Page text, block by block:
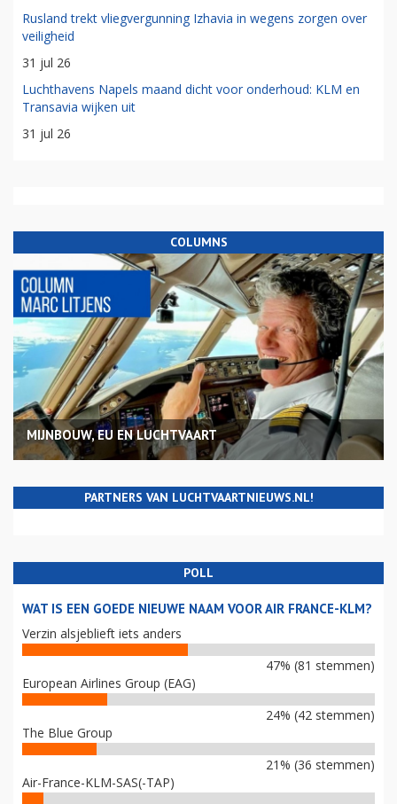
Rusland trekt vliegvergunning Izhavia in wegens zorgen over
veiligheid
31 jul 26
Luchthavens Napels maand dicht voor onderhoud: KLM en
Transavia wijken uit
31 jul 26
COLUMNS
MIJNBOUW, EU EN LUCHTVAART
PARTNERS VAN LUCHTVAARTNIEUWS.NL!
POLL
WAT IS EEN GOEDE NIEUWE NAAM VOOR AIR FRANCE-KLM?
Verzin alsjeblieft iets anders
47% (81 stemmen)
European Airlines Group (EAG)
24% (42 stemmen)
The Blue Group
21% (36 stemmen)
Air-France-KLM-SAS(-TAP)